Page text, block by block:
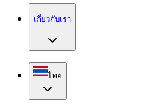
เกี่ยวกับเรา
ไทย